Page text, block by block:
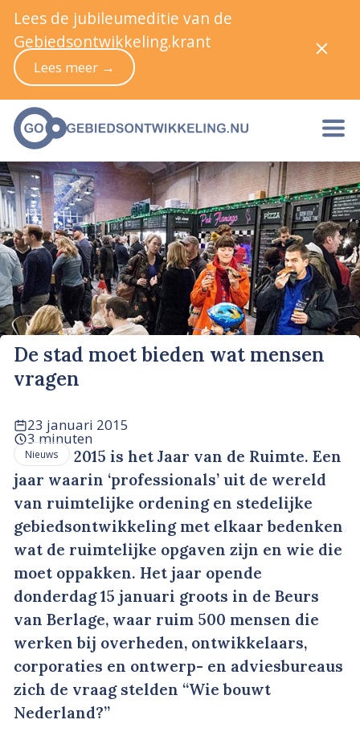
De stad moet bieden wat mensen
vragen
23 januari 2015
3 minuten
Nieuws
2015 is het Jaar van de Ruimte. Een
jaar waarin ‘professionals’ uit de wereld
van ruimtelijke ordening en stedelijke
gebiedsontwikkeling met elkaar bedenken
wat de ruimtelijke opgaven zijn en wie die
moet oppakken. Het jaar opende
donderdag 15 januari groots in de Beurs
van Berlage, waar ruim 500 mensen die
werken bij overheden, ontwikkelaars,
corporaties en ontwerp- en adviesbureaus
zich de vraag stelden “Wie bouwt
Nederland?”
Lees de jubileumeditie van de
Gebiedsontwikkeling.krant
Lees meer →